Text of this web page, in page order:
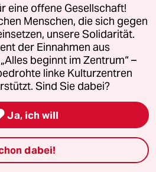
eine offene Gesellschaft!
Menschen, die sich gegen
unsere Solidarität.
der Einnahmen aus
beginnt im Zentrum“ –
linke Kulturzentren
Sind Sie dabei?
Ja, ich will
dabei!